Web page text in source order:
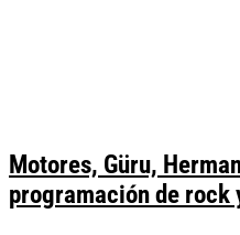
Motores, Güru,
programación de rock